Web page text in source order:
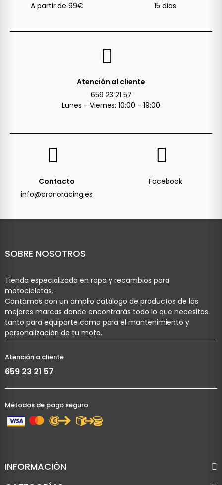
A partir de 99€
15 días
Atención al cliente
659 23 21 57
Lunes - Viernes: 10:00 - 19:00
Contacto
info@cronoracing.es
Facebook
SOBRE NOSOTROS
Tienda especializada en ropa y recambios para
motocicletas.
Contamos con un amplio catálogo de productos de las
mejores marcas donde encontrarás todo lo que necesitas
tanto para equiparte como para el mantenimiento y
personalización de tu moto.
Atención a cliente
659 23 21 57
Métodos de pago seguro
INFORMACIÓN